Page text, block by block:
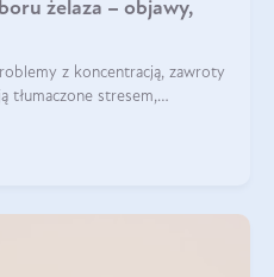
żelaza – objawy,
z koncentracją, zawroty
tłumaczone stresem,